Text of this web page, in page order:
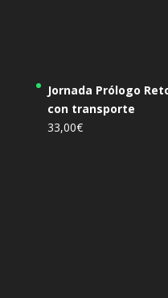
Jornada Prólogo
con transporte
33,00€